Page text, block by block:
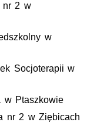
nr2 w
w
Socjoterapii w
w Ptaszkowie
nr2 w Ziębicach